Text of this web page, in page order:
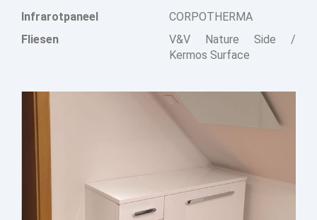
Infrarotpaneel
CORPOTHERMA
Fliesen
V&V Nature Side /
Kermos Surface